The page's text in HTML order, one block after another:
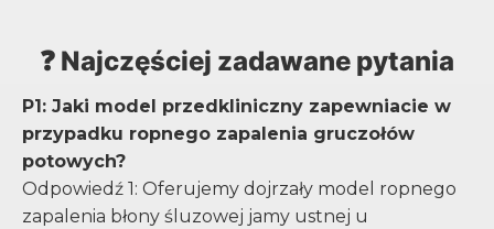
❓ Najczęściej zadawane pytania
P1: Jaki model przedkliniczny zapewniacie w
przypadku ropnego zapalenia gruczołów
potowych?
Odpowiedź 1: Oferujemy dojrzały model ropnego
zapalenia błony śluzowej jamy ustnej u